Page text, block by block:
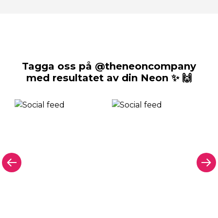
Tagga oss på @theneoncompany
med resultatet av din Neon ✨ 🙌